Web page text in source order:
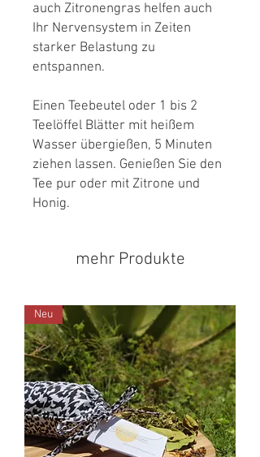
auch Zitronengras helfen auch
Ihr Nervensystem in Zeiten
starker Belastung zu
entspannen.
Einen Teebeutel oder 1 bis 2
Teelöffel Blätter mit heißem
Wasser übergießen, 5 Minuten
ziehen lassen. Genießen Sie den
Tee pur oder mit Zitrone und
Honig.
mehr Produkte
Neu